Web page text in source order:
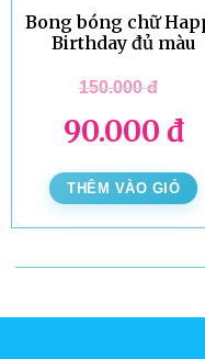
Bong bóng chữ
Birthday đủ màu
150.000đ
90.000 đ
THÊM VÀO GIỎ